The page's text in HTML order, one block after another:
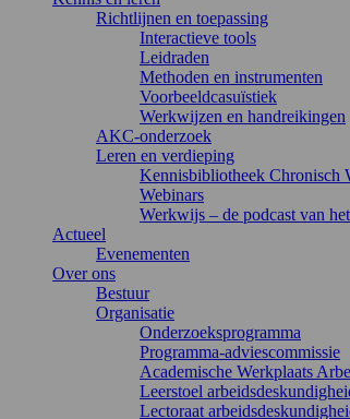
Richtlijnen en toepassing
Interactieve tools
Leidraden
Methoden en instrumenten
Voorbeeldcasuïstiek
Werkwijzen en handreikingen
AKC-onderzoek
Leren en verdieping
Kennisbibliotheek Chronisch
Webinars
Werkwijs – de podcast van
Actueel
Evenementen
Over ons
Bestuur
Organisatie
Onderzoeksprogramma
Programma-adviescommissie
Academische Werkplaats
Leerstoel
Lectoraat